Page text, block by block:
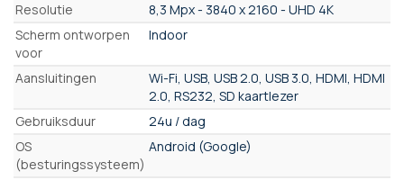
Resolutie
8,3 Mpx - 3840 x 2160 - UHD 4K
Scherm ontworpen
voor
Indoor
Aansluitingen
Wi-Fi, USB, USB 2.0, USB 3.0, HDMI, HDMI
2.0, RS232, SD kaartlezer
Gebruiksduur
24u / dag
OS
(besturingssysteem)
Android (Google)